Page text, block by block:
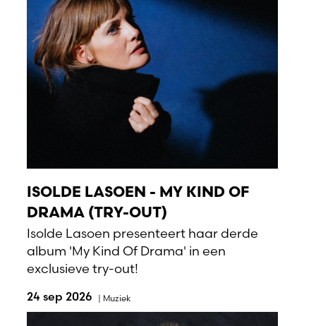
ISOLDE LASOEN - MY KIND OF
DRAMA (TRY-OUT)
Isolde Lasoen presenteert haar derde
album 'My Kind Of Drama' in een
exclusieve try-out!
24 sep 2026 | Muziek